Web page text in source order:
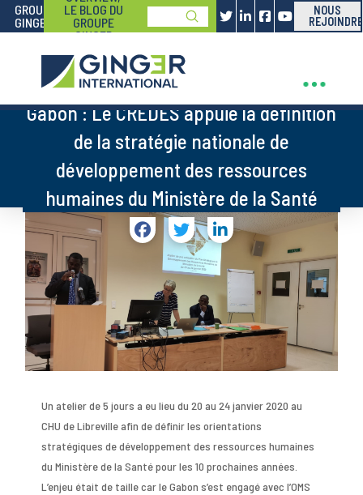
GROUPE
GINGER
LE BLOG DU
GROUPE
GINGER
Search
Submit
NOUS
REJOINDRE
Gabon : Le CREDES appuie la définition
de la stratégie nationale de
développement des ressources
humaines du Ministère de la Santé
Un atelier de 5 jours a eu lieu du 20 au 24 janvier 2020 au
CHU de Libreville afin de définir les orientations
stratégiques de développement des ressources humaines
du Ministère de la Santé pour les 10 prochaines années.
L’enjeu était de taille car le Gabon s’est engagé avec l’OMS